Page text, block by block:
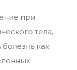
при
тела,
как